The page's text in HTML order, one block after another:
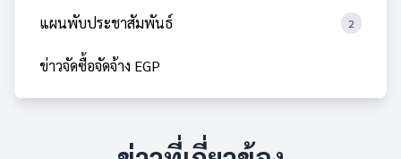
แผนพับประชาสัมพันธ์ 2
ข่าวจัดซื้อจัดจ้าง EGP